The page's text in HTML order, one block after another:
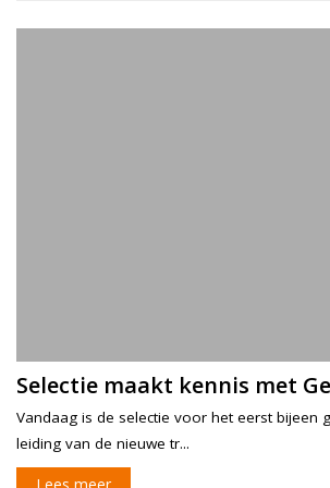
Selectie maakt kennis met
Vandaag is de selectie voor het eerst bijeen
leiding van de nieuwe tr...